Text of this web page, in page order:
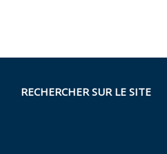
RECHERCHER SUR LE SITE